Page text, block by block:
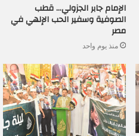
الإمام جابر الجزولي… قطب
الصوفية وسفير الحب الإلهي في
مصر
منذ يوم واحد